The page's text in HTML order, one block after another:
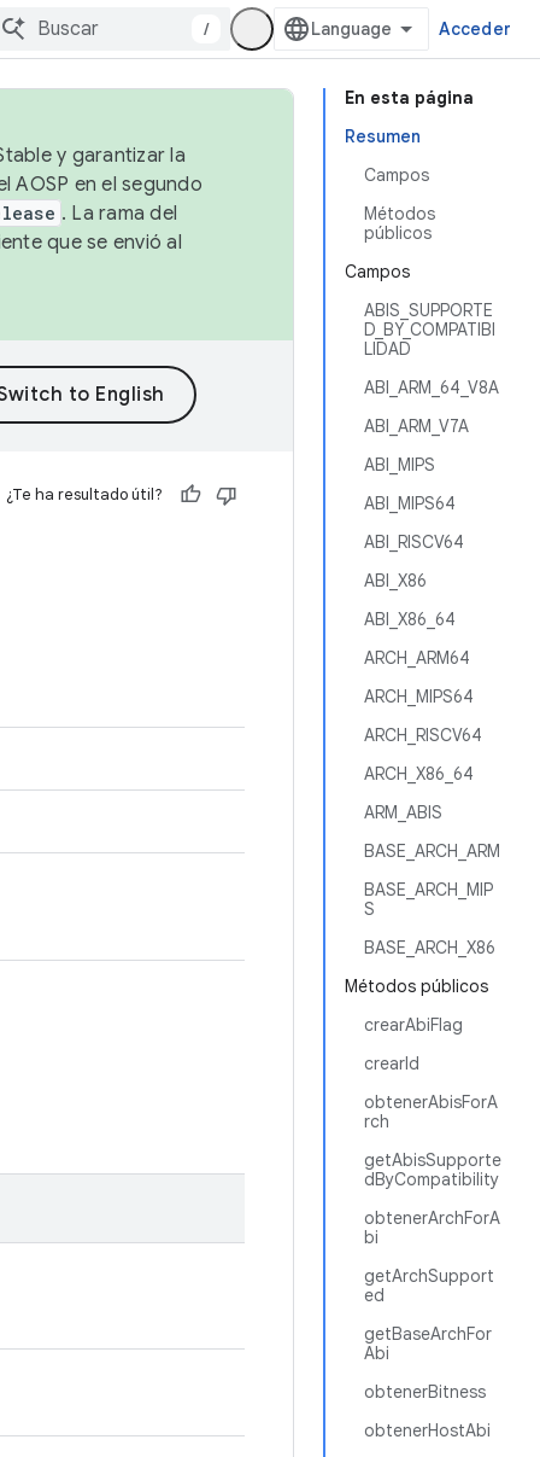
/ Acceder
En esta página
Resumen
Campos
Métodos
públicos
Campos
ABIS_SUPPORTE
D_BY_COMPATIBI
LIDAD
ABI_ARM_64_V8A
ABI_ARM_V7A
ABI_MIPS
ABI_MIPS64
ABI_RISCV64
ABI_X86
ABI_X86_64
ARCH_ARM64
ARCH_MIPS64
ARCH_RISCV64
ARCH_X86_64
ARM_ABIS
BASE_ARCH_ARM
BASE_ARCH_MIP
S
BASE_ARCH_X86
Métodos públicos
crearAbiFlag
crearId
obtenerAbisForA
rch
getAbisSupporte
dByCompatibility
obtenerArchForA
bi
getArchSupport
ed
getBaseArchFor
Abi
obtenerBitness
obtenerHostAbi
y garantizar la
AOSP en el segundo
. La rama del
que se envió al
¿Te ha resultado útil?